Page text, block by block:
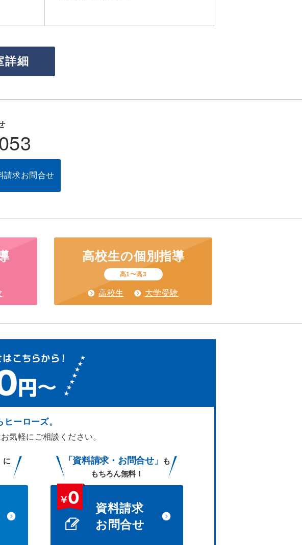
細
請求お問合せ
高校生の個別指導
高1〜高3
高校生 大学受験
ヒーローズ。
気軽にご相談ください。
に
「資料請求・お問合せ」
も
もちろん無料！
資料請求
お問合せ